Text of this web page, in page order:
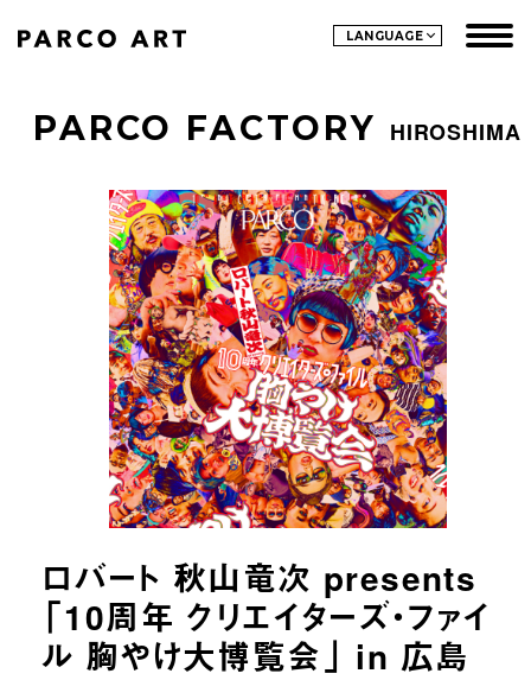
LANGUAGE
PARCO FACTORY HIROSHIMA
ロバート 秋山竜次 presents
「10周年 クリエイターズ・ファイ
ル 胸やけ大博覧会」 in 広島
URLをコピーする